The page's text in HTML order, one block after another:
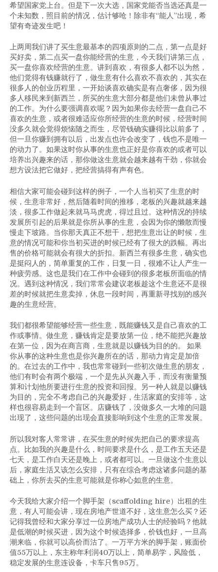
希望国家党上台。但是下一次大选，国家党能否当选还真是一
个未知数，照目前的情况，估计够呛！除非有“能人”出现，希
望有奇迹发生吧！
上两周我们讲了买生意最基本的四项原则的二点，第一点是好
买好卖，第二点买一盘你能经营的生意，今天我们讲第三点，
买一盘你喜欢经营的生意。讲到喜欢，有很多人都不以为然，
他们觉得有钱赚就行了，做生意有什么喜欢不喜欢的，其实在
很多人的创业历程里，一开始谈喜欢确实是有点奢侈，因为很
多人移民来到新西兰，所买的生意大部分都是他们未曾从事过
的工作。为什么要强调喜欢呢？因为如果你去经营一盘自己不
喜欢的生意，或者很难适应你所经营的生意的时候，经营时间
没多久就会觉得烦恼随之而生，尽管钱确实赚得比以前多了，
但一旦你赚到拥有以后，出发点也许会改变了，钱也不是唯一
的动力了。如果这时你从事的生意也正好是你喜欢的或者可以
培养出兴趣来的话，那你做这生意就会越来越有干劲，你就会
想方设法把它做好，把经营搞得有声有色。
相信大家可能会碰到这样的例子，一个人当初买了生意的时
候，生意非常好，然后随着时间的推移，老板的兴趣就越来越
淡，很多工作做起来就马马虎虎，得过且过。这种情况的持续
发展所引起的后果就是你所从事的生意，会因为你的懒散而慢
慢走下坡路。当你那天真正不想干，想把生意出让的时候，生
意的情况可能和你当初买进的时候已经有了很大的跌幅。再出
售的价格可能就会有很大的折扣。新西兰有很多生意，确实也
是挺闷人的，简单重复的工作，日复一日，很难不让人产生一
种疲劳感。这也是我们在工作中会碰到的很多老板所面临的情
况。遇到这种情况，我们常常会建议老板趁这个生意还不是很
差的时候就把生意卖掉，休息一段时间，再重新寻找别的感兴
趣的生意经营。
我们都很希望能够经营一些生意，既能赚钱又是自己喜欢的工
作或事情。做生意，赚钱肯定是要放第一位，绝不能把兴趣放
在第一位，因为在商言商，生意就是以赚钱为目的的。 如果
你从事的这种生意也是你兴趣所在的话，那动力肯定是加倍
的。在过去的工作中，我也常常碰到一些初次做生意的朋友，
他们有时会有两个极端，一个是先从兴趣入手，而没有衡量预
算和计划他所要进行生意的投资和回报。另一种人就是以赚钱
为目的，完全不考虑自己的兴趣爱好，生活家庭的安排等，这
样也很容易走到一个盲区。店赚钱了，没做多久一大堆的问题
出现了，这些问题的出现会直接影响到这个生意的正常发展。
所以我对客人常常讲，在买生意的时候先把自己的要求提高
点。比如我的兴趣是什么，时间要求是什么，是工作五天还是
七天，是工作白天还是晚上，或者都可以。一旦做这个生意以
后，家庭生活又该怎么安排，只有在综合考虑这诸多问题的基
础上，你所去买的生意可能就是你称心如意的生意。
今天我给大家介绍一个脚手架（scaffolding hire）出租的生
意，有人可能会讲，现在房地产世道不好，这生意怎么买？还
记得我曾经和大家分享过一位房地产成功人士的经验吗？他就
是低潮的时候买进，因为这个时候选择多，价钱也好，一旦高
潮来临，你就可以高价而沽了。一万平方米的脚手架，账面价
值55万以上，东主称年利润40万以上，简单易学，风险低，
稳定发展的生意连设备，卡车只售95万。